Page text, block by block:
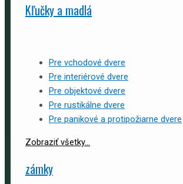
Kľučky a madlá
Pre vchodové dvere
Pre interiérové dvere
Pre objektové dvere
Pre rustikálne dvere
Pre panikové a protipožiarne dvere
Zobraziť všetky...
zámky